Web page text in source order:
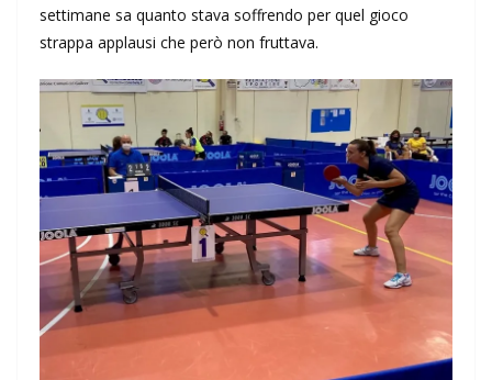
settimane sa quanto stava soffrendo per quel gioco
strappa applausi che però non fruttava.